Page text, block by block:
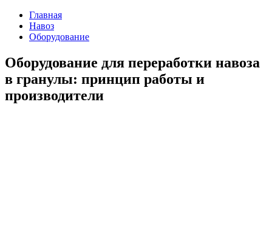
Главная
Навоз
Оборудование
Оборудование для переработки навоза
в гранулы: принцип работы и
производители